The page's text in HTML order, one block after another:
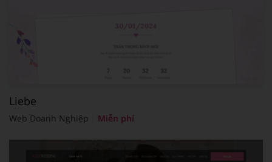
Liebe
Web Doanh Nghiệp Miễn phí